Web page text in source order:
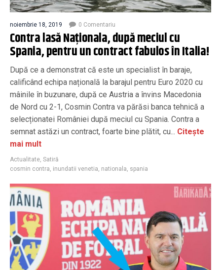
noiembrie 18, 2019 0 Comentariu
Contra lasă Naționala, după meciul cu
Spania, pentru un contract fabulos în Italia!
După ce a demonstrat că este un specialist în baraje,
calificând echipa națională la barajul pentru Euro 2020 cu
mâinile în buzunare, după ce Austria a învins Macedonia
de Nord cu 2-1, Cosmin Contra va părăsi banca tehnică a
selecționatei României după meciul cu Spania. Contra a
semnat astăzi un contract, foarte bine plătit, cu... Citește
mai mult
Actualitate, Satiră
cosmin contra, inundatii venetia, nationala, spania